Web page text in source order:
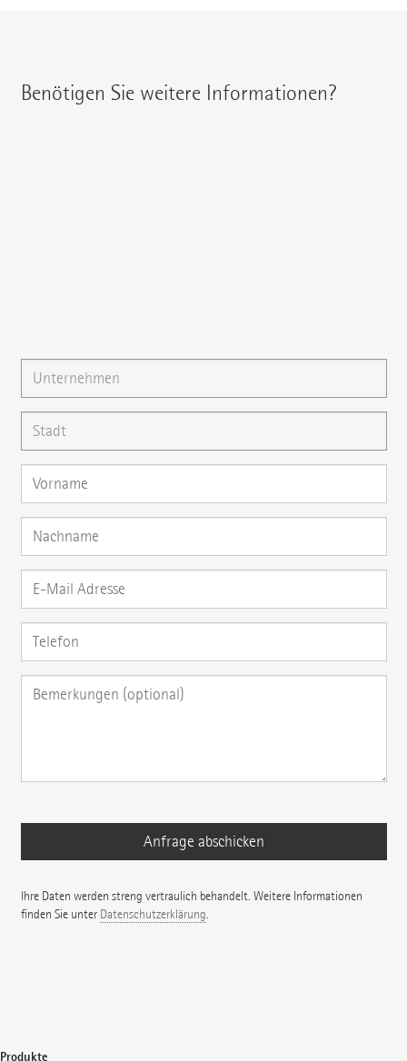
Benötigen Sie weitere Informationen?
Ihre Daten werden streng vertraulich behandelt. Weitere Informationen
finden Sie unter Datenschutzerklärung.
Produkte